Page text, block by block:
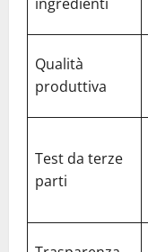
Qualità
produttiva
Test da terze
parti